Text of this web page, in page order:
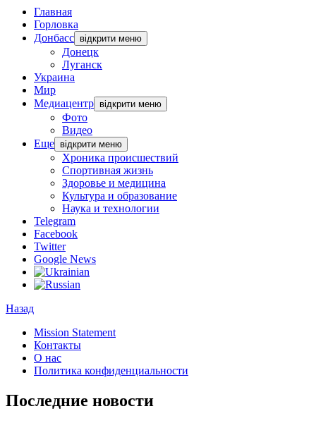
Главная
Горловка
Донбасс відкрити меню
Донецк
Луганск
Украина
Мир
Медиацентр відкрити меню
Фото
Видео
Еще відкрити меню
Хроника происшествий
Спортивная жизнь
Здоровье и медицина
Культура и образование
Наука и технологии
Telegram
Facebook
Twitter
Google News
Назад
Mission Statement
Контакты
О нас
Политика конфиденциальности
Последние новости